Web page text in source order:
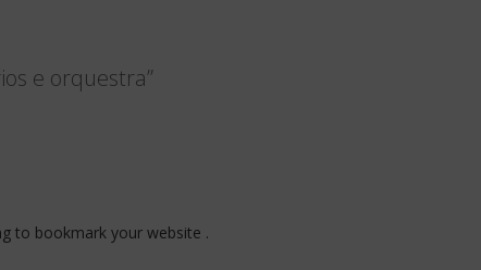
e orquestra”
to bookmark your website .